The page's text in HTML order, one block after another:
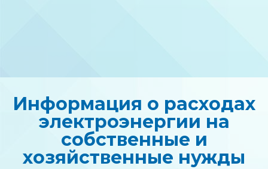
Информация о расходах
электроэнергии на
собственные и
хозяйственные нужды